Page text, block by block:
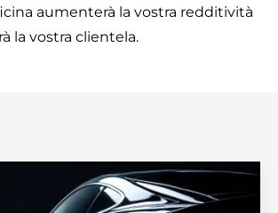
aumenterà la vostra redditività
la vostra clientela.